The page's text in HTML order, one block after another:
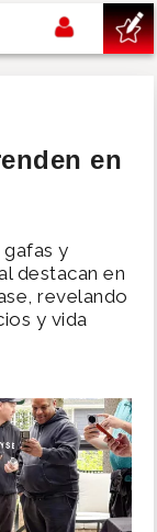
en
y
destacan en
revelando
y vida